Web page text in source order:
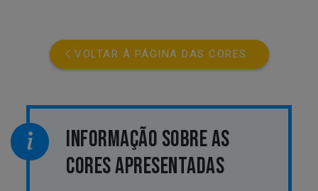
VOLTAR À PÁGINA DAS CORES
INFORMAÇÃO SOBRE AS
CORES APRESENTADAS